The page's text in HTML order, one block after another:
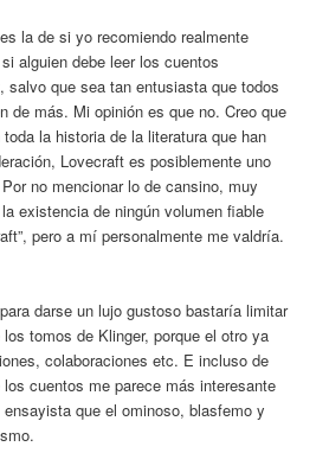
la de si yo recomiendo realmente
alguien debe leer los cuentos
salvo que sea tan entusiasta que todos
de más. Mi opinión es que no. Creo que
la historia de la literatura que han
Lovecraft es posiblemente uno
no mencionar lo de cansino, muy
existencia de ningún volumen fiable
pero a mí personalmente me valdría.
darse un lujo gustoso bastaría limitar
tomos de Klinger, porque el otro ya
colaboraciones etc. E incluso de
cuentos me parece más interesante
que el ominoso, blasfemo y